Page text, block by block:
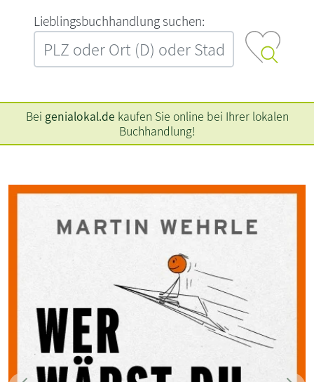
L‍i‍e‍b‍l‍i‍n‍g‍s‍b‍u‍c‍h‍h‍a‍n‍d‍l‍u‍n‍g‍ ‍s‍u‍c‍h‍e‍n‍:‍
Bei genialokal.de kaufen Sie online bei Ihrer lokalen
Buchhandlung!